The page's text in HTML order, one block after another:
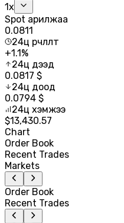
1x
Spot арилжаа
0.0811
24ц өөрчлөлт
+1.1%
24ц дээд
0.0817 $
24ц доод
0.0794 $
24ц хэмжээ
$13,430.57
Chart
Order Book
Recent Trades
Markets
Order Book
Recent Trades